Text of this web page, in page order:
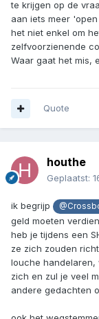
te krijgen op de
aan iets meer
het niet enkel om
zelfvoorzienende
Waar gaat het mis,
Quote
houthe
Geplaatst:
ik begrijp
geld moeten
heb je tijdens een
ze zich zouden
louche handelaren,
zich en zul je veel
andere gedachten